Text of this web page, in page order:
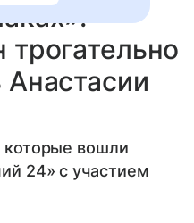
Анастасии
которые вошли
24» с участием